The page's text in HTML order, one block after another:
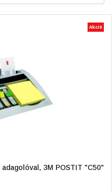
Akció
3M POSTIT "C50"